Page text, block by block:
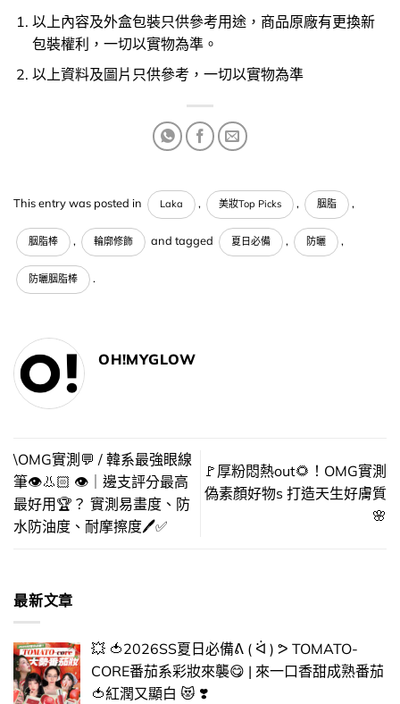
以上內容及外盒包裝只供參考用途，商品原廠有更換新
包裝權利，一切以實物為準。
以上資料及圖片只供參考，一切以實物為準
This entry was posted in Laka , 美妝Top Picks , 胭脂 ,
胭脂棒 , 輪廓修飾 and tagged 夏日必備 , 防曬 ,
防曬胭脂棒 .
OH!MYGLOW
\OMG實測💬 / 韓系最強眼線
筆👁️👃🏻 👁️｜邊支評分最高
最好用🏆？ 實測易畫度、防
水防油度、耐摩擦度🖊️✅
🚩厚粉悶熱out🌻！OMG實測
偽素顏好物s 打造天生好膚質
🌸
最新文章
💥 🍅2026SS夏日必備ᕕ ( ᐛ ) ᕗ TOMATO-
CORE番茄系彩妝來襲😋 | 來一口香甜成熟番茄
🍅紅潤又顯白 😻 ❣️